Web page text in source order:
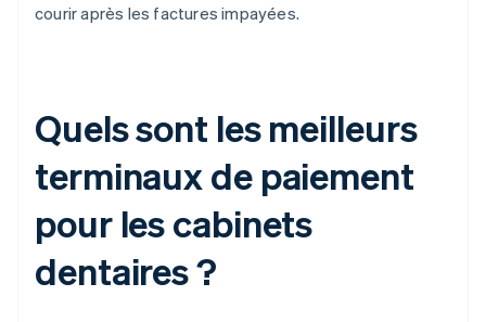
courir après les factures impayées.
Quels sont les meilleurs
terminaux de paiement
pour les cabinets
dentaires ?